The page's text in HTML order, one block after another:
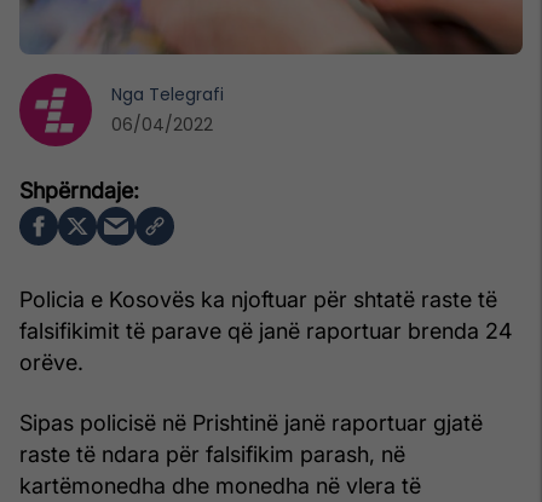
Policia e Kosovës ka njoftuar për shtatë raste të
falsifikimit të parave që janë raportuar brenda 24
orëve.
Sipas policisë në Prishtinë janë raportuar gjatë
raste të ndara për falsifikim parash, në
kartëmonedha dhe monedha në vlera të
Nga Telegrafi
06/04/2022